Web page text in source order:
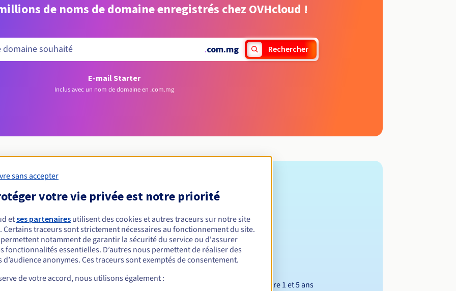
de noms de domaine enregistrés chez OVHcloud !
.com.mg Rechercher
E-mail Starter
Inclus avec un nom de domaine en .com.mg
Conditions d'éligibilité
.com.mg ?
physiques ou morales, sans restriction géographique.
Règles de gestion et notifications
Entre 1 et 5 ans
sans accepter
votre vie privée est notre priorité
etses partenaires utilisent des cookies et autres traceurs sur notre site
Certains traceurs sont strictement nécessaires au fonctionnement du site.
notamment de garantir la sécurité du service ou d'assurer
fonctionnalités essentielles. D’autres nous permettent de réaliser des
d’audience anonymes. Ces traceurs sont exemptés de consentement.
de votre accord, nous utilisons également :